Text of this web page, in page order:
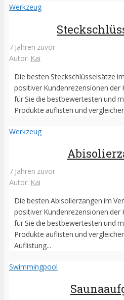
Werkzeug
7 Jahren zuvor
Autor: Kai
Die besten Steckschlüsselsätze
positiver Kundenrezensionen der
für Sie die bestbewertesten und
Produkte auflisten und
Werkzeug
7 Jahren zuvor
Autor: Kai
Die besten Abisolierzangen im
positiver Kundenrezensionen der
für Sie die bestbewertesten und
Produkte auflisten und
Auflistung...
Swimmingpool